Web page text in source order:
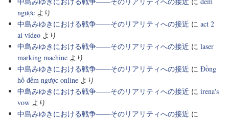
ngược より
中島みゆきにおける戦争――そのリアリティへの接近 に act 2
ai video より
中島みゆきにおける戦争――そのリアリティへの接近 に laser
marking machine より
中島みゆきにおける戦争――そのリアリティへの接近 に Đồng
hồ đếm ngược online より
中島みゆきにおける戦争――そのリアリティへの接近 に irena's
vow より
中島みゆきにおける戦争――そのリアリティへの接近 に